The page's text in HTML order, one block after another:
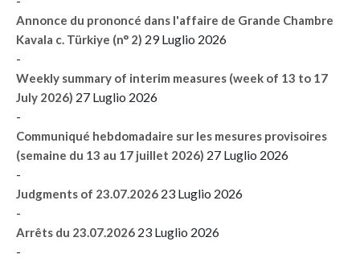
Annonce du prononcé dans l'affaire de Grande Chambre
Kavala c. Türkiye (n° 2) 29 Luglio 2026
-
Weekly summary of interim measures (week of 13 to 17
July 2026) 27 Luglio 2026
-
Communiqué hebdomadaire sur les mesures provisoires
(semaine du 13 au 17 juillet 2026) 27 Luglio 2026
-
Judgments of 23.07.2026 23 Luglio 2026
-
Arrêts du 23.07.2026 23 Luglio 2026
-